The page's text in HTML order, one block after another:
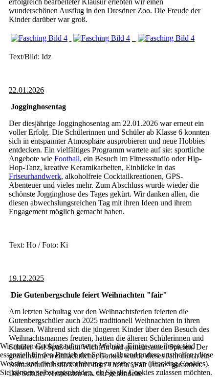
erfolgreich bearbeiteter Klausur erlebten wir einen
wunderschönen Ausflug in den Dresdner Zoo. Die Freude der
Kinder darüber war groß.
Text/Bild: Idz
22.01.2026
Jogginghosentag
Der diesjährige Jogginghosentag am 22.01.2026 war erneut ein
voller Erfolg. Die Schülerinnen und Schüler ab Klasse 6 konnten
sich in entspannter Atmosphäre ausprobieren und neue Hobbies
entdecken. Ein vielfältiges Programm wartete auf sie: sportliche
Angebote wie Football, ein Besuch im Fitnessstudio oder Hip-
Hop-Tanz, kreative Keramikarbeiten, Einblicke in das
Friseurhandwerk, alkoholfreie Cocktailkreationen, GPS-
Abenteuer und vieles mehr. Zum Abschluss wurde wieder die
schönste Jogginghose des Tages gekürt. Wir danken allen, die
diesen abwechslungsreichen Tag mit ihren Ideen und ihrem
Engagement möglich gemacht haben.
Text: Ho / Foto: Ki
19.12.2025
Die Gutenbergschule feiert Weihnachten "fair"
Am letzten Schultag vor den Weihnachtsferien feierten die
Gutenbergschüler auch 2025 traditionell Weihnachten in ihren
Klassen. Während sich die jüngeren Kinder über den Besuch des
Weihnachtsmannes freuten, hatten die älteren Schülerinnen und
Schüler viel Spaß beim Wichteln und gemeinsamen Spielen. Der
gemeinsame weihnachtliche, Genuss wurde dieses Jahr durch ein
Klimaschulfrühstück unter dem Thema „Fair Trade“ garantiert.
Die Schüler verspeisten u.a. fair gehandelte
Wir nutzen Cookies auf unserer Website. Einige von ihnen sind
essenziell für den Betrieb der Seite, während andere uns helfen, diese
Website und die Nutzererfahrung zu verbessern (Tracking Cookies).
Sie können selbst entscheiden, ob Sie die Cookies zulassen möchten.